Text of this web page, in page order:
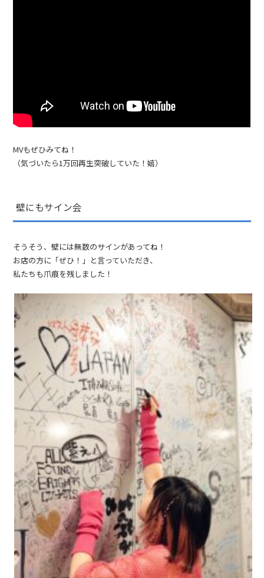
MVもぜひみてね！
（気づいたら1万回再生突破していた！嬉）
壁にもサイン会
そうそう、壁には無数のサインがあってね！
お店の方に「ぜひ！」と言っていただき、
私たちも爪痕を残しました！